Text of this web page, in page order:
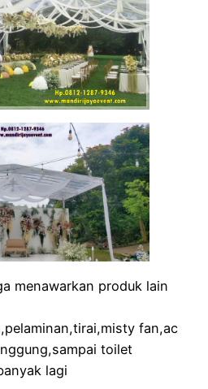
menawarkan produk lain
fan,ac
toilet
lagi